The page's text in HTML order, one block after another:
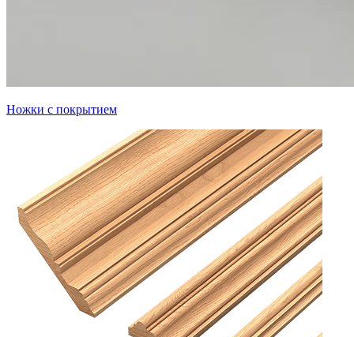
Ножки с покрытием